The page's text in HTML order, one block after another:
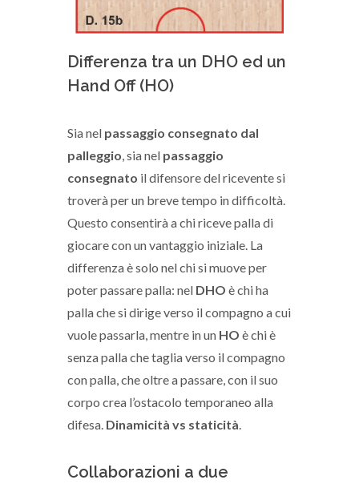
Differenza tra un DHO ed un
Hand Off (HO)
Sia nel passaggio consegnato dal
palleggio , sia nel passaggio
consegnato il difensore del ricevente si
troverà per un breve tempo in difficoltà.
Questo consentirà a chi riceve palla di
giocare con un vantaggio iniziale. La
differenza è solo nel chi si muove per
poter passare palla: nel DHO è chi ha
palla che si dirige verso il compagno a cui
vuole passarla, mentre in un HO è chi è
senza palla che taglia verso il compagno
con palla, che oltre a passare, con il suo
corpo crea l’ostacolo temporaneo alla
difesa. Dinamicità vs staticità
Collaborazioni a due